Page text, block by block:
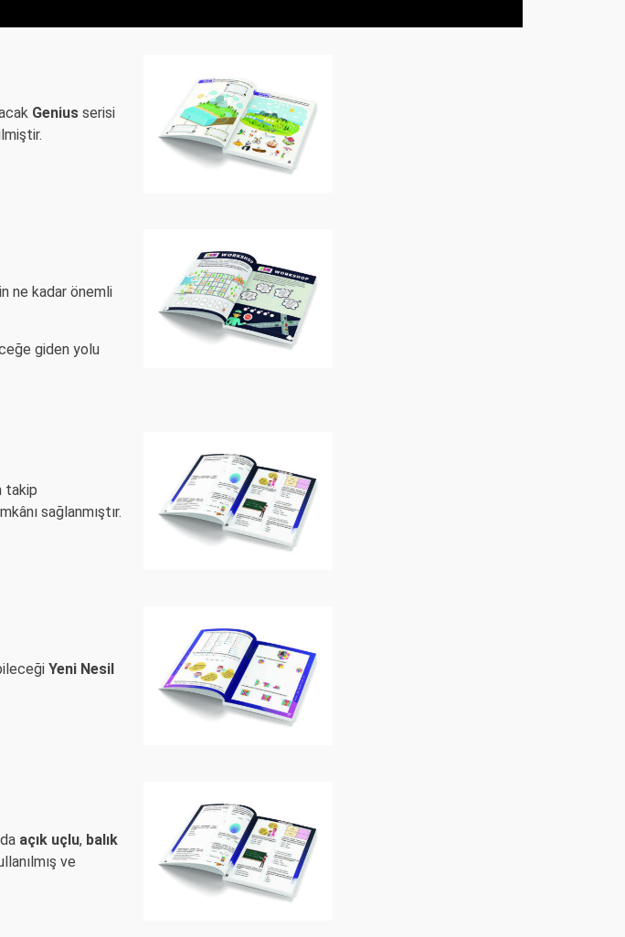
Genius serisi
ne kadar önemli
giden yolu
takip
sağlanmıştır.
Yeni Nesil
açık uçlu, balık
ve